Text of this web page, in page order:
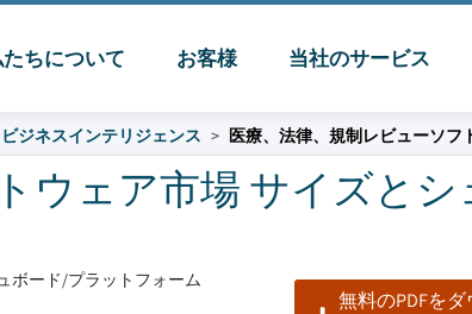
ちについて お客様 当社のサービス
ジネスインテリジェンス 医療、法律、規制レビューソフ
ウェア市場 サイズとシ
ボード/プラットフォーム
無料のPDFをダ